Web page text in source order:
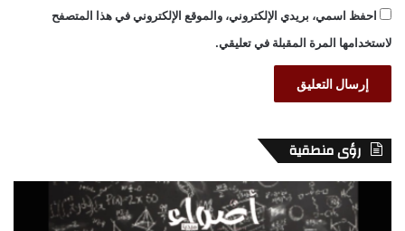
احفظ اسمي، بريدي الإلكتروني، والموقع الإلكتروني في هذا المتصفح
لاستخدامها المرة المقبلة في تعليقي.
رؤى منطقية